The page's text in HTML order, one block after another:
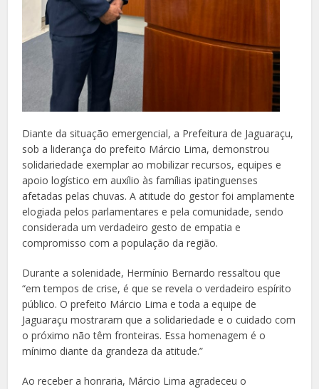
Diante da situação emergencial, a Prefeitura de Jaguaraçu,
sob a liderança do prefeito Márcio Lima, demonstrou
solidariedade exemplar ao mobilizar recursos, equipes e
apoio logístico em auxílio às famílias ipatinguenses
afetadas pelas chuvas. A atitude do gestor foi amplamente
elogiada pelos parlamentares e pela comunidade, sendo
considerada um verdadeiro gesto de empatia e
compromisso com a população da região.
Durante a solenidade, Hermínio Bernardo ressaltou que
“em tempos de crise, é que se revela o verdadeiro espírito
público. O prefeito Márcio Lima e toda a equipe de
Jaguaraçu mostraram que a solidariedade e o cuidado com
o próximo não têm fronteiras. Essa homenagem é o
mínimo diante da grandeza da atitude.”
Ao receber a honraria, Márcio Lima agradeceu o